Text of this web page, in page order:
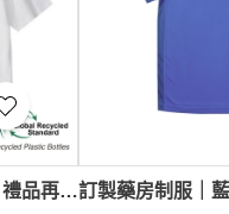
[訂製T恤RPET環保]｜禮品再生企業｜訂製運動速乾員工制服｜團隊工作服 T1148